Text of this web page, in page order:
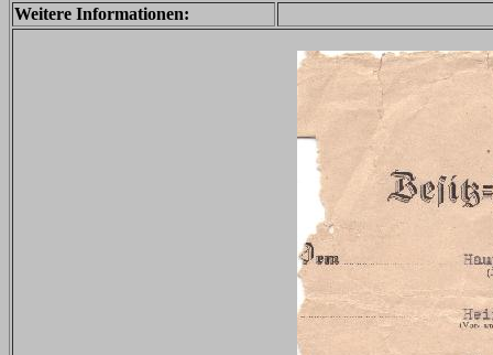
Weitere Informationen: